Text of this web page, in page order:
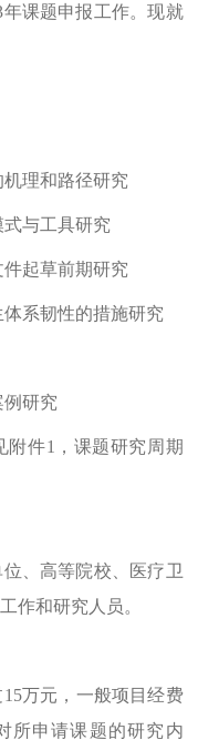
年课题申报工作。现就
理和路径研究
与工具研究
起草前期研究
系韧性的措施研究
研究
附件1 ，课题研究周期
、高等院校、医疗卫
工作和研究人员。
15万元 ， 一般项目经费
所申请课题的研究内